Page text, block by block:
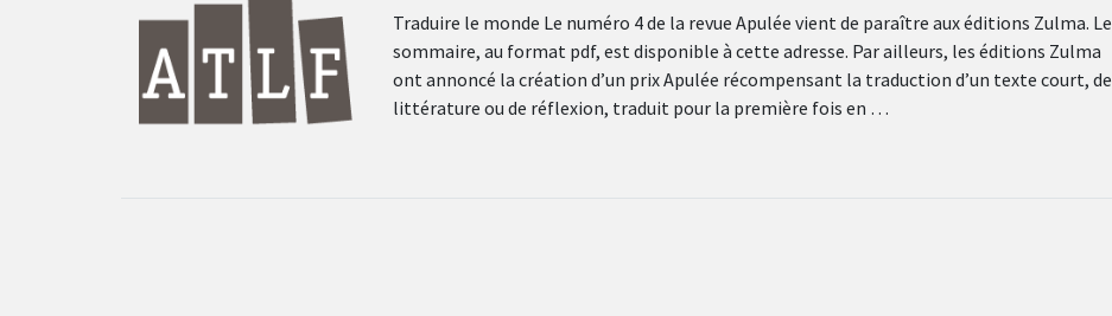
Traduire le monde Le numéro 4 de la revue Apulée vient de paraître aux éditions Zulma. Le
sommaire, au format pdf, est disponible à cette adresse. Par ailleurs, les éditions Zulma
ont annoncé la création d’un prix Apulée récompensant la traduction d’un texte court, de
littérature ou de réflexion, traduit pour la première fois en …